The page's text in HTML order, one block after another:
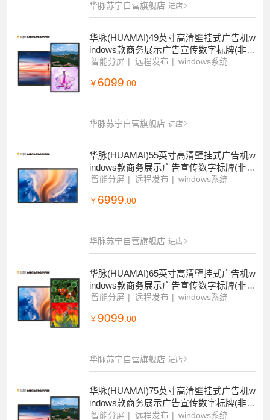
华脉苏宁自营旗舰店 进店
华脉(HUAMAI)49英寸高清壁挂式广告机w
indows款商务展示广告宣传数字标牌(非触
摸)HM-DG49B
智能分屏 远程发布 windows系统
￥ 6099 .00
华脉苏宁自营旗舰店 进店
华脉(HUAMAI)55英寸高清壁挂式广告机w
indows款商务展示广告宣传数字标牌(非触
摸)HM-DG55B
智能分屏 远程发布 windows系统
￥ 6999.00
华脉苏宁自营旗舰店 进店
华脉(HUAMAI)65英寸高清壁挂式广告机w
indows款商务展示广告宣传数字标牌(非触
摸)HM-DG65B
智能分屏 远程发布 windows系统
￥ 9099 .00
华脉苏宁自营旗舰店 进店
华脉(HUAMAI)75英寸高清壁挂式广告机w
indows款商务展示广告宣传数字标牌(非触
摸)HM-DG75B
智能分屏 远程发布 windows系统